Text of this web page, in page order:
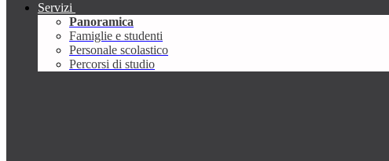
Servizi
Panoramica
Famiglie e studenti
Personale scolastico
Percorsi di studio